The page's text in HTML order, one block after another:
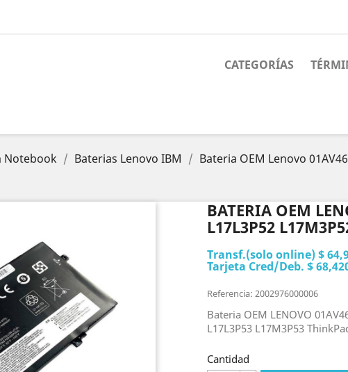
CATEGORÍAS
Notebook Baterias Lenovo IBM
Bateria OEM Lenovo
BATERIA OEM
L17L3P52
Transf.(solo online) $
Tarjeta Cred/Deb. $
Referencia: 2002976000006
Bateria OEM LENOVO
L17L3P53 L17M3P53
Cantidad